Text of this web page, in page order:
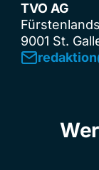
TVO AG
9001 St.